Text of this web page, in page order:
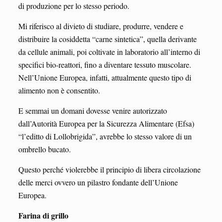
di produzione per lo stesso periodo.
Mi riferisco al divieto di studiare, produrre, vendere e
distribuire la cosiddetta “carne sintetica”, quella derivante
da cellule animali, poi coltivate in laboratorio all’interno di
specifici bio-reattori, fino a diventare tessuto muscolare.
Nell’Unione Europea, infatti, attualmente questo tipo di
alimento non è consentito.
E semmai un domani dovesse venire autorizzato
dall’Autorità Europea per la Sicurezza Alimentare (Efsa)
“l’editto di Lollobrigida”, avrebbe lo stesso valore di un
ombrello bucato.
Questo perché violerebbe il principio di libera circolazione
delle merci ovvero un pilastro fondante dell’Unione
Europea.
Farina di grillo